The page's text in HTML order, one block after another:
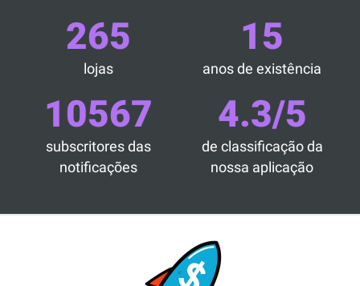
265
lojas
15
anos de existência
10567
subscritores das
notificações
4.3/5
de classificação da
nossa aplicação